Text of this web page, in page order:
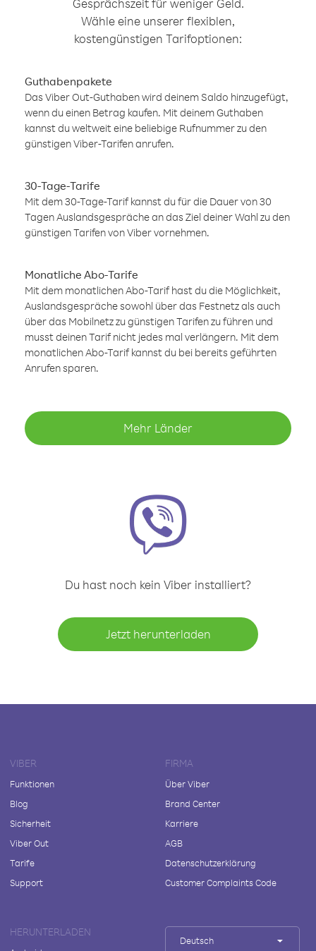
Gesprächszeit für weniger Geld.
Wähle eine unserer flexiblen,
kostengünstigen Tarifoptionen:
Guthabenpakete
Das Viber Out-Guthaben wird deinem Saldo hinzugefügt,
wenn du einen Betrag kaufen. Mit deinem Guthaben
kannst du weltweit eine beliebige Rufnummer zu den
günstigen Viber-Tarifen anrufen.
30-Tage-Tarife
Mit dem 30-Tage-Tarif kannst du für die Dauer von 30
Tagen Auslandsgespräche an das Ziel deiner Wahl zu den
günstigen Tarifen von Viber vornehmen.
Monatliche Abo-Tarife
Mit dem monatlichen Abo-Tarif hast du die Möglichkeit,
Auslandsgespräche sowohl über das Festnetz als auch
über das Mobilnetz zu günstigen Tarifen zu führen und
musst deinen Tarif nicht jedes mal verlängern. Mit dem
monatlichen Abo-Tarif kannst du bei bereits geführten
Anrufen sparen.
Mehr Länder
Du hast noch kein Viber installiert?
Jetzt herunterladen
VIBER
Funktionen
Blog
Sicherheit
Viber Out
Tarife
Support
FIRMA
Über Viber
Brand Center
Karriere
AGB
Datenschutzerklärung
Customer Complaints Code
HERUNTERLADEN
Deutsch